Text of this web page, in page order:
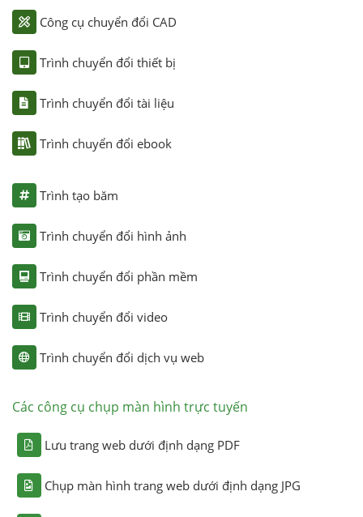
Công cụ chuyển đổi CAD
Trình chuyển đổi thiết bị
Trình chuyển đổi tài liệu
Trình chuyển đổi ebook
Trình tạo băm
Trình chuyển đổi hình ảnh
Trình chuyển đổi phần mềm
Trình chuyển đổi video
Trình chuyển đổi dịch vụ web
Các công cụ chụp màn hình trực tuyến
Lưu trang web dưới định dạng PDF
Chụp màn hình trang web dưới định dạng JPG